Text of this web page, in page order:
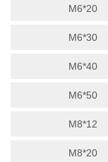
M6*20
M6*30
M6*40
M6*50
M8*12
M8*20